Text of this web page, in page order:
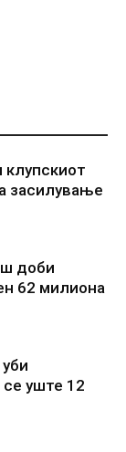
засилување
доби
62 милиона
уште 12